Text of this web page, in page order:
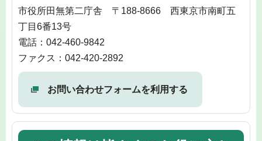
市役所田無第二庁舎 〒188-8666 西東京市南町五
丁目6番13号
電話：042-460-9842
ファクス：042-420-2892
お問い合わせフォームを利用する